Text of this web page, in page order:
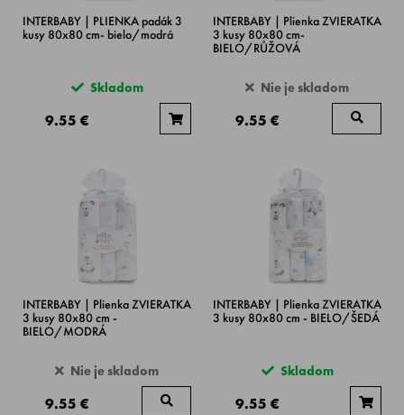
INTERBABY | PLIENKA padák 3
kusy 80x80 cm- bielo/modrá
Skladom
9.55 €
INTERBABY | Plienka ZVIERATKA
3 kusy 80x80 cm-
BIELO/RŮŽOVÁ
Nie je skladom
9.55 €
INTERBABY | Plienka ZVIERATKA
3 kusy 80x80 cm -
BIELO/MODRÁ
Nie je skladom
9.55 €
INTERBABY | Plienka ZVIERATKA
3 kusy 80x80 cm - BIELO/ŠEDÁ
Skladom
9.55 €